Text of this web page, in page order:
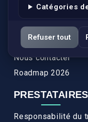
Catégories
Refuser tout
Actualités
Services
FAQ
Nous contacter
Roadmap 2026
PRESTATAIRES
Responsabilité du